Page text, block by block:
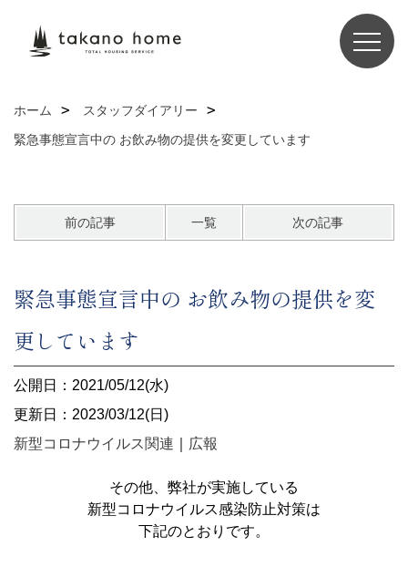
ホーム
スタッフダイアリー
緊急事態宣言中の お飲み物の提供を変更しています
前の記事 一覧 次の記事
緊急事態宣言中の お飲み物の提供を変
更しています
公開日：2021/05/12(水)
更新日：2023/03/12(日)
新型コロナウイルス関連
広報
その他、弊社が実施している
新型コロナウイルス感染防止対策は
下記のとおりです。